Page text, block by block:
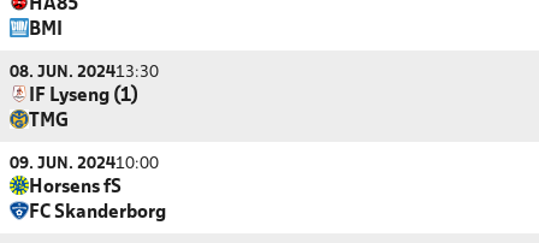
HA85
BMI
08. JUN. 202413:30
IF Lyseng (1)
TMG
09. JUN. 202410:00
Horsens fS
FC Skanderborg